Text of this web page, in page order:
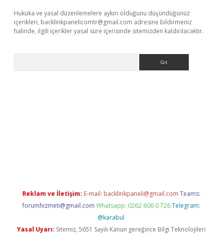
Hukuka ve yasal düzenlemelere aykırı olduğunu düşündüğünüz
içerikleri, backlinkpanelicomtr@gmail.com adresine bildirmeniz
halinde, ilgili içerikler yasal süre içerisinde sitemizden kaldırılacaktır.
Reklam ve İletişim: E-mail: backlinkpaneli@gmail.com Teams:
forumhizmeti@gmail.com Whatsapp: 0262 606 0 726 Telegram:
@karabul
Yasal Uyarı: Sitemiz, 5651 Sayılı Kanun gereğince Bilgi Teknolojileri